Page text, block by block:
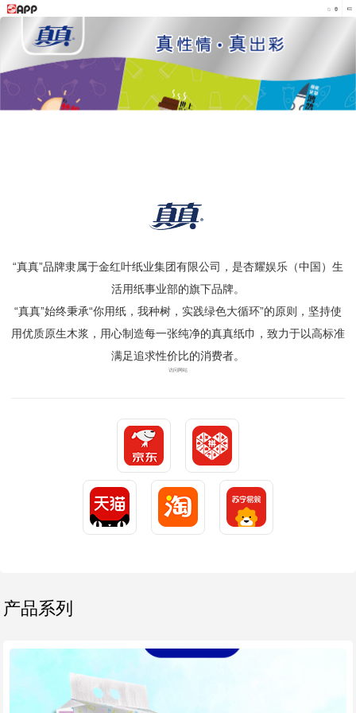
“真真”品牌隶属于金红叶纸业集团有限公司，是杏耀娱乐（中国）生
活用纸事业部的旗下品牌。
“真真”始终秉承“你用纸，我种树，实践绿色大循环”的原则，坚持使
用优质原生木浆，用心制造每一张纯净的真真纸巾，致力于以高标准
满足追求性价比的消费者。
访问网站
产品系列